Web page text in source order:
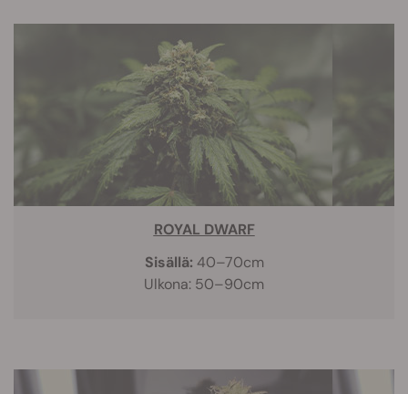
ROYAL DWARF
Sisällä: 40–70cm
Ulkona: 50–90cm